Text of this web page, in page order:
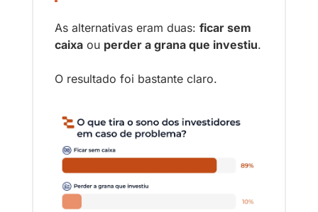
As alternativas eram duas: ficar sem
caixa ou perder a grana que investiu.
O resultado foi bastante claro.